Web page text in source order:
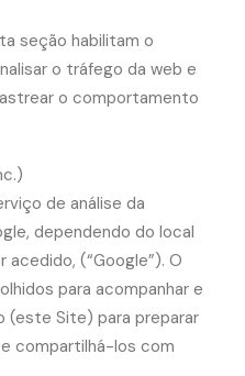
seção habilitam o
o tráfego da web e
o comportamento
de análise da
dependendo do local
(“Google”). O
para acompanhar e
(este Site) para preparar
compartilhá-los com